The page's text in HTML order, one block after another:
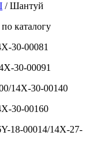
/ Шантуй
каталогу
30-00081
30-00091
14X-30-00140
30-00160
18-00014/14X-27-